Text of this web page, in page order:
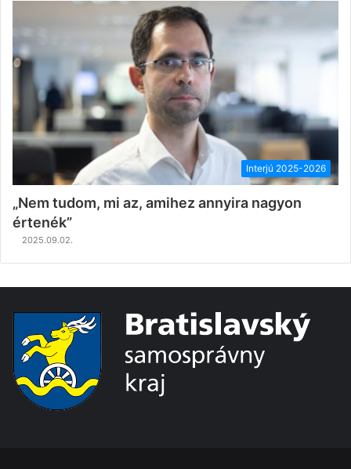
Interjú 2025-2026
„Nem tudom, mi az, amihez annyira nagyon
értenék”
2025.09.02.